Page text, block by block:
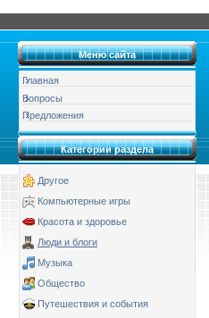
Меню сайта
Главная
Вопросы
Предложения
Категории раздела
Другое
Компьютерные игры
Красота и здоровье
Люди и блоги
Музыка
Общество
Путешествия и события